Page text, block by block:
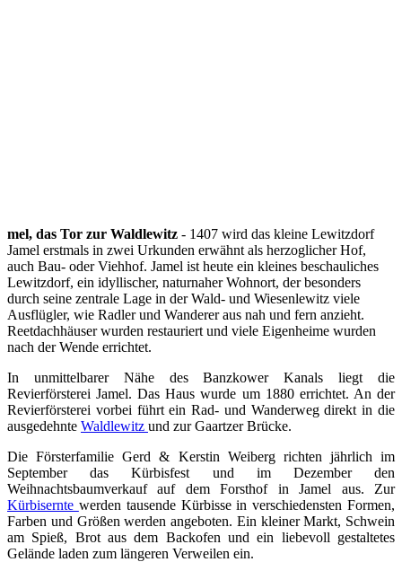
mel, das Tor zur Waldlewitz - 1407 wird das kleine Lewitzdorf
Jamel erstmals in zwei Urkunden erwähnt als herzoglicher Hof,
auch Bau- oder Viehhof. Jamel ist heute ein kleines beschauliches
Lewitzdorf, ein idyllischer, naturnaher Wohnort, der besonders
durch seine zentrale Lage in der Wald- und Wiesenlewitz viele
Ausflügler, wie Radler und Wanderer aus nah und fern anzieht.
Reetdachhäuser wurden restauriert und viele Eigenheime wurden
nach der Wende errichtet.
In unmittelbarer Nähe des Banzkower Kanals liegt die
Revierförsterei Jamel. Das Haus wurde um 1880 errichtet. An der
Revierförsterei vorbei führt ein Rad- und Wanderweg direkt in die
ausgedehnte Waldlewitz und zur Gaartzer Brücke.
Die Försterfamilie Gerd & Kerstin Weiberg richten jährlich im
September das Kürbisfest und im Dezember den
Weihnachtsbaumverkauf auf dem Forsthof in Jamel aus. Zur
Kürbisernte werden tausende Kürbisse in verschiedensten Formen,
Farben und Größen werden angeboten. Ein kleiner Markt, Schwein
am Spieß, Brot aus dem Backofen und ein liebevoll gestaltetes
Gelände laden zum längeren Verweilen ein.